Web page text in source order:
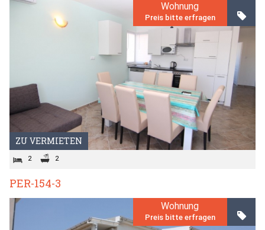
ZU VERMIETEN
Wohnung
Preis bitte erfragen
2 2
PER-154-3
Wohnung
Preis bitte erfragen